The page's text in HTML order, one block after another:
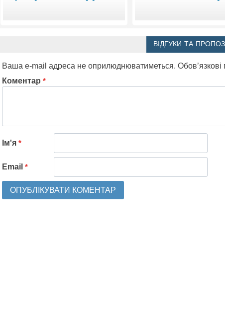
ВІДГУКИ ТА
Ваша e-mail адреса не оприлюднюватиметься. Обов’язкові
Коментар *
Ім'я *
Email *